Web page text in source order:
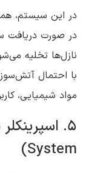
در این سیستم،
در صورت دریافت
نازل‌ها تخلیه
با احتمال
مواد شیمیایی،
System)